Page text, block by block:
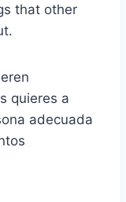
that other
quieres a
adecuada